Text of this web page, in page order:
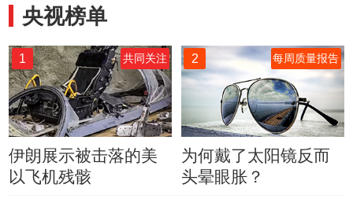
央视榜单
1 共同关注
伊朗展示被击落的美
以飞机残骸
2 每周质量报告
为何戴了太阳镜反而
头晕眼胀？